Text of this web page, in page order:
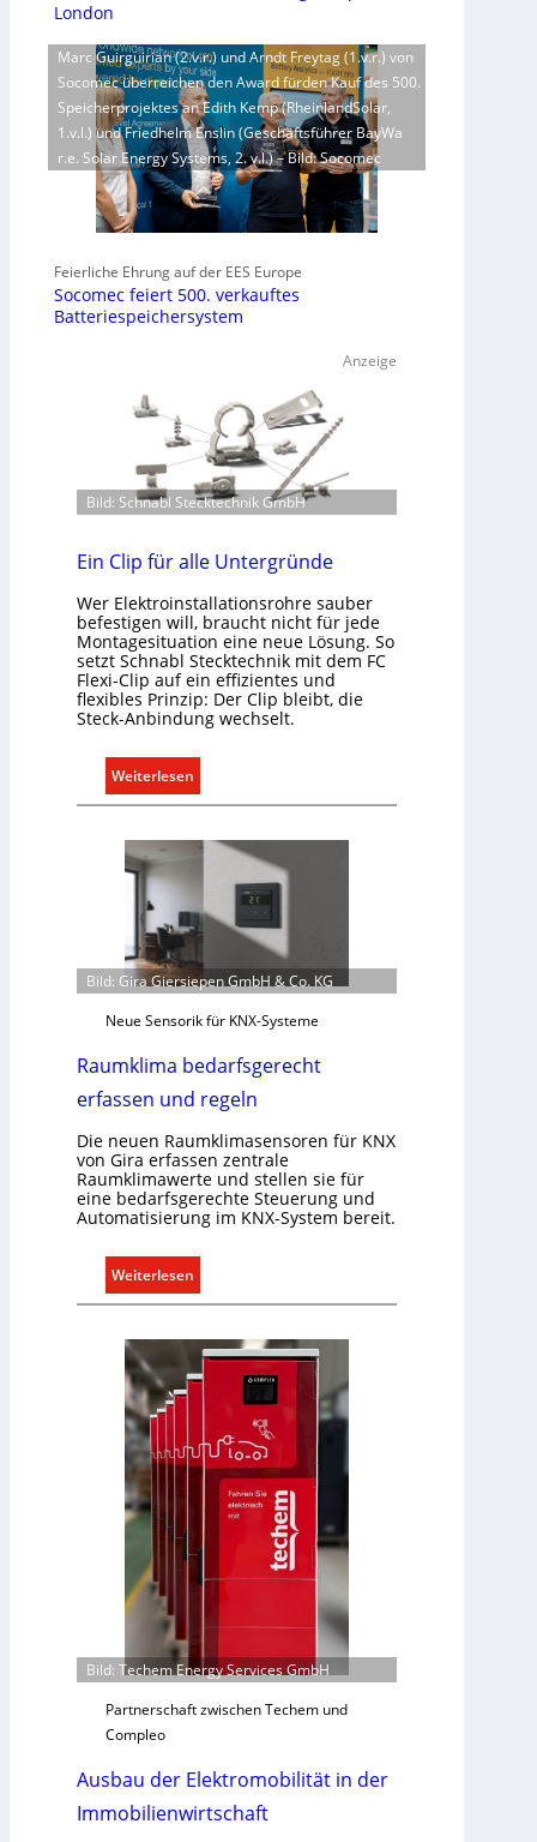
London
Marc Guirguirian (2.v.r.) und Arndt Freytag (1.v.r.) von
Socomec überreichen den Award fürden Kauf des 500.
Speicherprojektes an Edith Kemp (RheinlandSolar,
1.v.l.) und Friedhelm Enslin (Geschäftsführer BayWa
r.e. Solar Energy Systems, 2. v.l.) – Bild: Socomec
Feierliche Ehrung auf der EES Europe
Socomec feiert 500. verkauftes
Batteriespeichersystem
Anzeige
Bild: Schnabl Stecktechnik GmbH
Ein Clip für alle Untergründe
Wer Elektroinstallationsrohre sauber
befestigen will, braucht nicht für jede
Montagesituation eine neue Lösung. So
setzt Schnabl Stecktechnik mit dem FC
Flexi-Clip auf ein effizientes und
flexibles Prinzip: Der Clip bleibt, die
Steck-Anbindung wechselt.
Weiterlesen
E
n
i
f
r
l
l
U
n
t
e
r
r
n
d
Bild: Gira Giersiepen GmbH & Co. KG
Neue Sensorik für KNX-Systeme
Raumklima bedarfsgerecht
erfassen und regeln
Die neuen Raumklimasensoren für KNX
von Gira erfassen zentrale
Raumklimawerte und stellen sie für
eine bedarfsgerechte Steuerung und
Automatisierung im KNX-System bereit.
Weiterlesen
R
u
m
i
m
e
s
g
e
c
Bild: Techem Energy Services GmbH
Partnerschaft zwischen Techem und
Compleo
Ausbau der Elektromobilität in der
Immobilienwirtschaft